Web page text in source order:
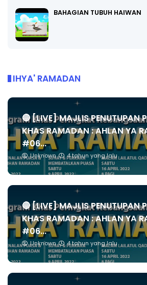
BAHAGIAN TUBUH HAIWAN
IHYA' RAMADAN
🔴 [LIVE] MAJLIS PENUTUPAN
KHAS RAMADAN : AHLAN YA
#06...
Unknown 4 tahun yang lalu
🔴 [LIVE] MAJLIS PENUTUPAN
KHAS RAMADAN : AHLAN YA
#06...
Unknown 4 tahun yang lalu